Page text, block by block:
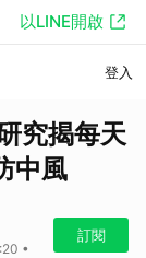
以LINE開啟
登入
究揭每天
中風
•
訂閱